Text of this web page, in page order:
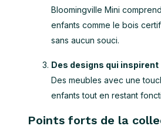
Bloomingville Mini
enfants comme le bois
sans aucun souci.
Des designs qui inspirent
Des meubles avec une
enfants tout en restant
Points forts de la